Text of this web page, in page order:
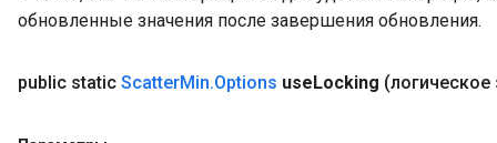
обновленные значения после завершения обновления.
public static ScatterMin.Options use Locking (логическое